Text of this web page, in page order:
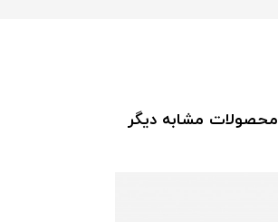
محصولات مشابه دیگر